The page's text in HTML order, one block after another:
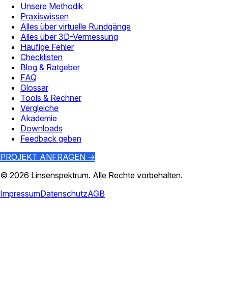
Unsere Methodik
Praxiswissen
Alles über virtuelle Rundgänge
Alles über 3D-Vermessung
Häufige Fehler
Checklisten
Blog & Ratgeber
FAQ
Glossar
Tools & Rechner
Vergleiche
Akademie
Downloads
Feedback geben
PROJEKT ANFRAGEN →
© 2026 Linsenspektrum. Alle Rechte vorbehalten.
ImpressumDatenschutzAGB